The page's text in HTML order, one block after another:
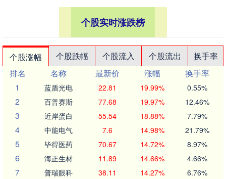
个股实时涨跌榜
个股涨幅 个股跌幅 个股流入 个股流出
换手率
排名
名称 最新价 涨幅
换手率
1
蓝盾光电 22.81 19.99% 0.55%
2 百普赛斯 77.68 19.97% 12.46%
3 近岸蛋白 55.54 18.88% 7.79%
4 中能电气 7.6 14.98% 21.79%
5 毕得医药 70.67 14.72% 8.97%
6 海正生材 11.89 14.66% 4.66%
7 普瑞眼科 38.11 14.27% 6.76%